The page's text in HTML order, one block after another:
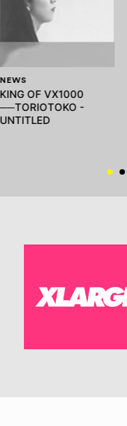
NEWS
KING OF VX1000
──TORIOTOKO -
UNTITLED